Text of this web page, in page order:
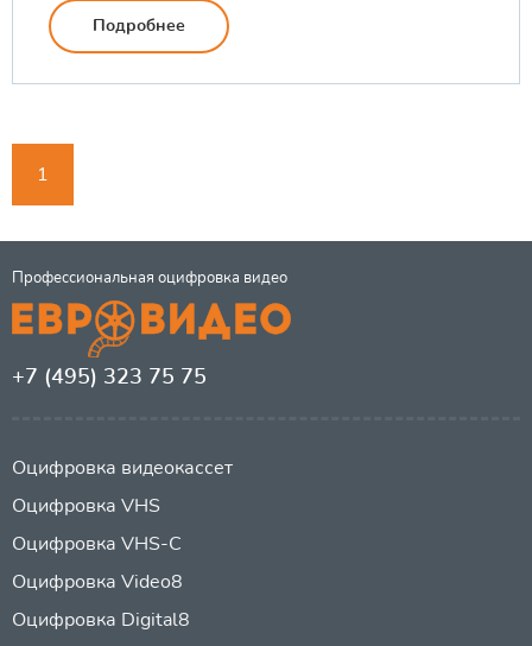
Подробнее
1
Профессиональная оцифровка видео
+7 (495) 323 75 75
Оцифровка видеокассет
Оцифровка VHS
Оцифровка VHS-C
Оцифровка Video8
Оцифровка Digital8